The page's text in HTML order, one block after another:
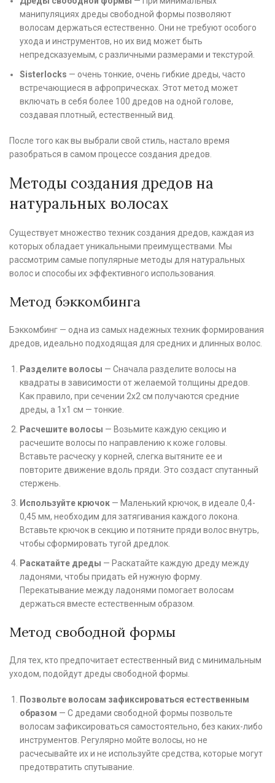
манипуляциях дреды свободной формы позволяют
волосам держаться естественно. Они не требуют особого
ухода и инструментов, но их вид может быть
непредсказуемым, с различными размерами и текстурой.
Sisterlocks — очень тонкие, очень гибкие дреды, часто
встречающиеся в афроприческах. Этот метод может
включать в себя более 100 дредов на одной голове,
создавая плотный, естественный вид.
После того как вы выбрали свой стиль, настало время
разобраться в самом процессе создания дредов.
Методы создания дредов на
натуральных волосах
Существует множество техник создания дредов, каждая из
которых обладает уникальными преимуществами. Мы
рассмотрим самые популярные методы для натуральных
волос и способы их эффективного использования.
Метод бэккомбинга
Бэккомбинг — одна из самых надежных техник формирования
дредов, идеально подходящая для средних и длинных волос.
Разделите волосы — Сначала разделите волосы на
квадраты в зависимости от желаемой толщины дредов.
Как правило, при сечении 2х2 см получаются средние
дреды, а 1х1 см — тонкие.
Расчешите волосы — Возьмите каждую секцию и
расчешите волосы по направлению к коже головы.
Вставьте расческу у корней, слегка вытяните ее и
повторите движение вдоль пряди. Это создаст спутанный
стержень.
Используйте крючок — Маленький крючок, в идеале 0,4-
0,45 мм, необходим для затягивания каждого локона.
Вставьте крючок в секцию и потяните пряди волос внутрь,
чтобы сформировать тугой дредлок.
Раскатайте дреды — Раскатайте каждую дреду между
ладонями, чтобы придать ей нужную форму.
Перекатывание между ладонями помогает волосам
держаться вместе естественным образом.
Метод свободной формы
Для тех, кто предпочитает естественный вид с минимальным
уходом, подойдут дреды свободной формы.
Позвольте волосам зафиксироваться естественным
образом — С дредами свободной формы позвольте
волосам зафиксироваться самостоятельно, без каких-либо
инструментов. Регулярно мойте волосы, но не
расчесывайте их и не используйте средства, которые могут
предотвратить спутывание.